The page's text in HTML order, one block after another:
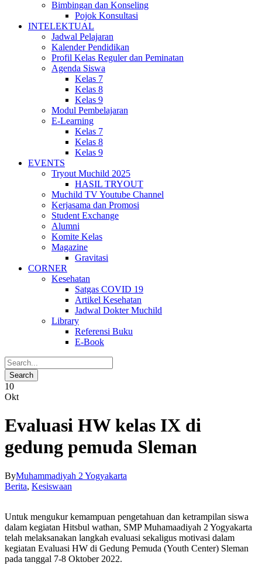
Bimbingan dan Konseling
Pojok Konsultasi
INTELEKTUAL
Jadwal Pelajaran
Kalender Pendidikan
Profil Kelas Reguler dan Peminatan
Agenda Siswa
Kelas 7
Kelas 8
Kelas 9
Modul Pembelajaran
E-Learning
Kelas 7
Kelas 8
Kelas 9
EVENTS
Tryout Muchild 2025
HASIL TRYOUT
Muchild TV Youtube Channel
Kerjasama dan Promosi
Student Exchange
Alumni
Komite Kelas
Magazine
Gravitasi
CORNER
Kesehatan
Satgas COVID 19
Artikel Kesehatan
Jadwal Dokter Muchild
Library
Referensi Buku
E-Book
10
Okt
Evaluasi HW kelas IX di
gedung pemuda Sleman
ByMuhammadiyah 2 Yogyakarta
Berita, Kesiswaan
Untuk mengukur kemampuan pengetahuan dan ketrampilan siswa
dalam kegiatan Hitsbul wathan, SMP Muhamaadiyah 2 Yogyakarta
telah melaksanakan langkah evaluasi sekaligus motivasi dalam
kegiatan Evaluasi HW di Gedung Pemuda (Youth Center) Sleman
pada tanggal 7-8 Oktober 2022.